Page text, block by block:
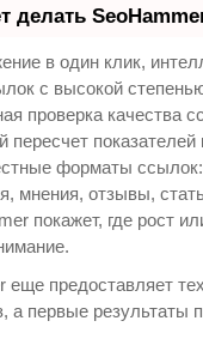
делать
в один клик,
с высокой
проверка качества
пересчет показателей
форматы
мнения, отзывы,
покажет, где рост
еще предоставляет
а первые результаты